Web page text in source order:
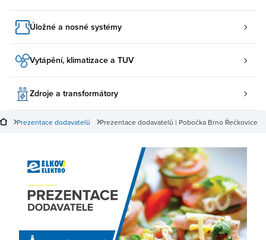
Úložné a nosné systémy
Vytápění, klimatizace a TUV
Zdroje a transformátory
Prezentace dodavatelů | Pobočka Brno Řečkovice
Prezentace dodavatelů